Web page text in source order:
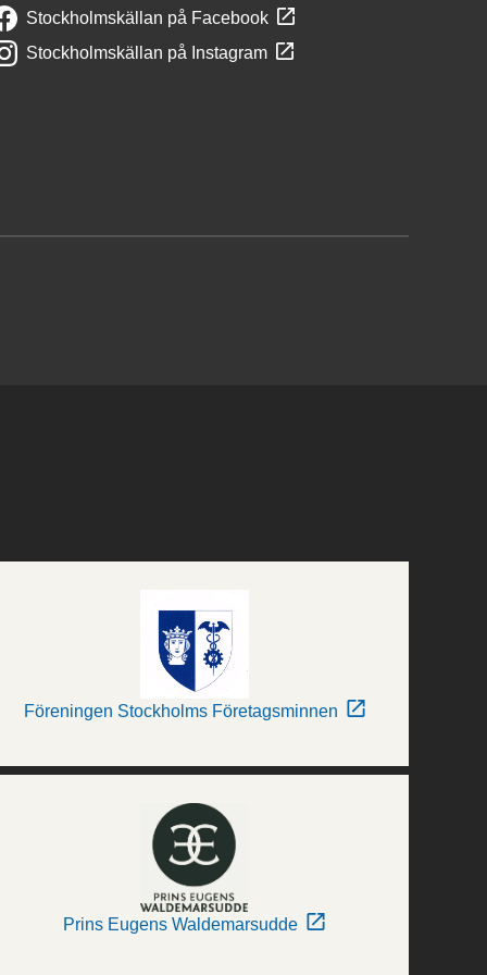
Stockholmskällan på Facebook
Stockholmskällan på Instagram
Föreningen Stockholms Företagsminnen
Prins Eugens Waldemarsudde